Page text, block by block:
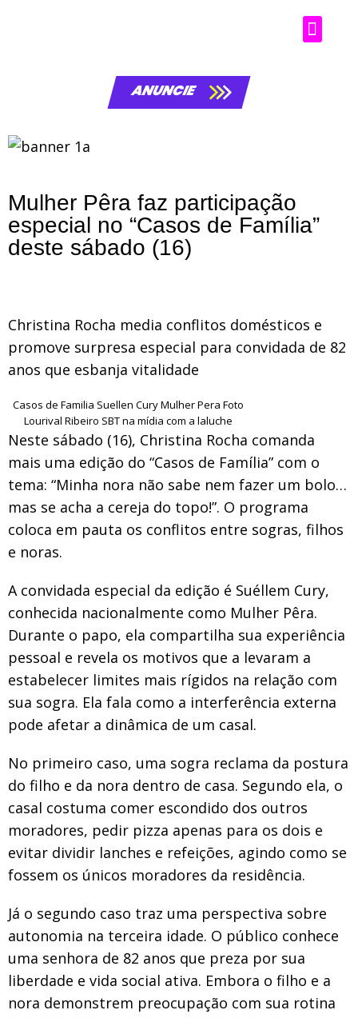
ANUNCIE
Mulher Pêra faz participação
especial no “Casos de Família”
deste sábado (16)
Christina Rocha media conflitos domésticos e
promove surpresa especial para convidada de 82
anos que esbanja vitalidade
Casos de Familia Suellen Cury Mulher Pera Foto
Lourival Ribeiro SBT na mídia com a laluche
Neste sábado (16), Christina Rocha comanda
mais uma edição do “Casos de Família” com o
tema: “Minha nora não sabe nem fazer um bolo…
mas se acha a cereja do topo!”. O programa
coloca em pauta os conflitos entre sogras, filhos
e noras.
A convidada especial da edição é Suéllem Cury,
conhecida nacionalmente como Mulher Pêra.
Durante o papo, ela compartilha sua experiência
pessoal e revela os motivos que a levaram a
estabelecer limites mais rígidos na relação com
sua sogra. Ela fala como a interferência externa
pode afetar a dinâmica de um casal.
No primeiro caso, uma sogra reclama da postura
do filho e da nora dentro de casa. Segundo ela, o
casal costuma comer escondido dos outros
moradores, pedir pizza apenas para os dois e
evitar dividir lanches e refeições, agindo como se
fossem os únicos moradores da residência.
Já o segundo caso traz uma perspectiva sobre
autonomia na terceira idade. O público conhece
uma senhora de 82 anos que preza por sua
liberdade e vida social ativa. Embora o filho e a
nora demonstrem preocupação com sua rotina